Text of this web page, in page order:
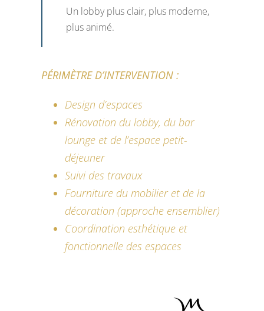
Un lobby plus clair, plus moderne,
plus animé.
PÉRIMÈTRE D’INTERVENTION :
Design d’espaces
Rénovation du lobby, du bar
lounge et de l’espace petit-
déjeuner
Suivi des travaux
Fourniture du mobilier et de la
décoration (approche ensemblier)
Coordination esthétique et
fonctionnelle des espaces